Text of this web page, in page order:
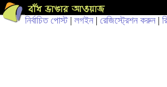
নির্বাচিত পোস্ট| লগইন | রেজিস্ট্রেশন করুন |